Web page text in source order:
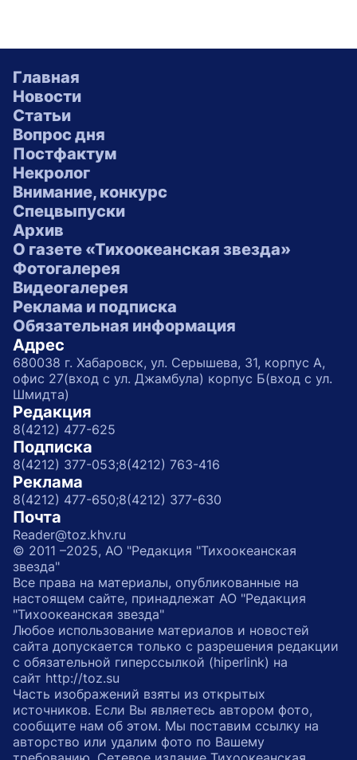
Главная
Новости
Статьи
Вопрос дня
Постфактум
Некролог
Внимание, конкурс
Спецвыпуски
Архив
О газете «Тихоокеанская звезда»
Фотогалерея
Видеогалерея
Реклама и подписка
Обязательная информация
Адрес
680038 г. Хабаровск, ул. Серышева, 31, корпус А,
офис 27(вход с ул. Джамбула) корпус Б(вход с ул.
Шмидта)
Редакция
8(4212) 477-625
Подписка
8(4212) 377-053;8(4212) 763-416
Реклама
8(4212) 477-650;8(4212) 377-630
Почта
Reader@toz.khv.ru
© 2011 –2025, АО "Редакция "Тихоокеанская
звезда"
Все права на материалы, опубликованные на
настоящем сайте, принадлежат АО "Редакция
"Тихоокеанская звезда"
Любое использование материалов и новостей
сайта допускается только с разрешения редакции
с обязательной гиперссылкой (hiperlink) на
сайт http://toz.su
Часть изображений взяты из открытых
источников. Если Вы являетесь автором фото,
сообщите нам об этом. Мы поставим ссылку на
авторство или удалим фото по Вашему